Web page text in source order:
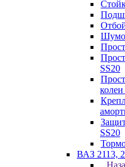
SS20
SS20
ВАЗ 2113,